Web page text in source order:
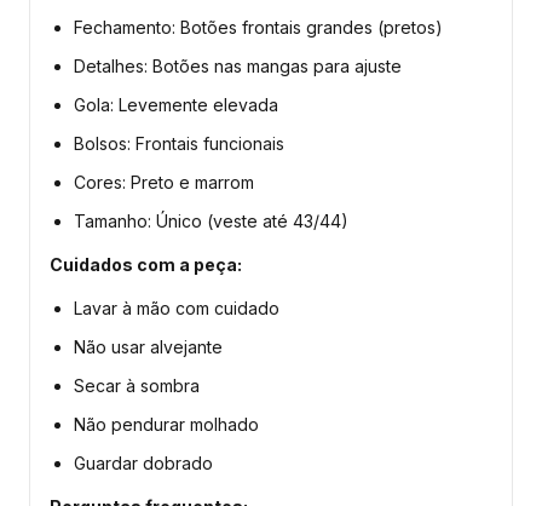
Fechamento: Botões frontais grandes (pretos)
Detalhes: Botões nas mangas para ajuste
Gola: Levemente elevada
Bolsos: Frontais funcionais
Cores: Preto e marrom
Tamanho: Único (veste até 43/44)
Cuidados com a peça:
Lavar à mão com cuidado
Não usar alvejante
Secar à sombra
Não pendurar molhado
Guardar dobrado